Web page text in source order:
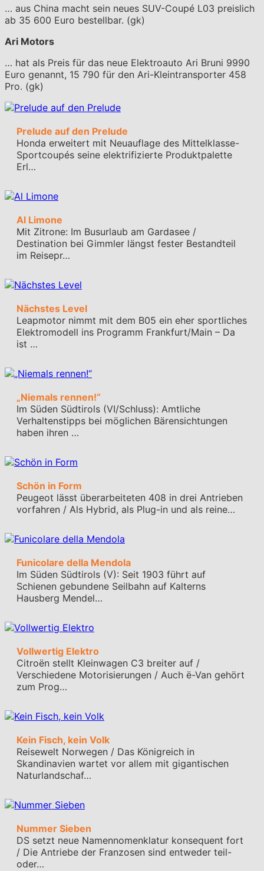
… aus China macht sein neues SUV-Coupé L03 preislich
ab 35 600 Euro bestellbar. (gk)
Ari Motors
… hat als Preis für das neue Elektroauto Ari Bruni 9990
Euro genannt, 15 790 für den Ari-Kleintransporter 458
Pro. (gk)
Prelude auf den Prelude
Honda erweitert mit Neuauflage des Mittelklasse-
Sportcoupés seine elektrifizierte Produktpalette
Erl…
Al Limone
Mit Zitrone: Im Busurlaub am Gardasee /
Destination bei Gimmler längst fester Bestandteil
im Reisepr…
Nächstes Level
Leapmotor nimmt mit dem B05 ein eher sportliches
Elektromodell ins Programm Frankfurt/Main – Da
ist …
„Niemals rennen!“
Im Süden Südtirols (VI/Schluss): Amtliche
Verhaltenstipps bei möglichen Bärensichtungen
haben ihren …
Schön in Form
Peugeot lässt überarbeiteten 408 in drei Antrieben
vorfahren / Als Hybrid, als Plug-in und als reine…
Funicolare della Mendola
Im Süden Südtirols (V): Seit 1903 führt auf
Schienen gebundene Seilbahn auf Kalterns
Hausberg Mendel…
Vollwertig Elektro
Citroën stellt Kleinwagen C3 breiter auf /
Verschiedene Motorisierungen / Auch ë-Van gehört
zum Prog…
Kein Fisch, kein Volk
Reisewelt Norwegen / Das Königreich in
Skandinavien wartet vor allem mit gigantischen
Naturlandschaf…
Nummer Sieben
DS setzt neue Namennomenklatur konsequent fort
/ Die Antriebe der Franzosen sind entweder teil-
oder…